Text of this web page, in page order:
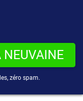
NEUVAINE
zéro spam.